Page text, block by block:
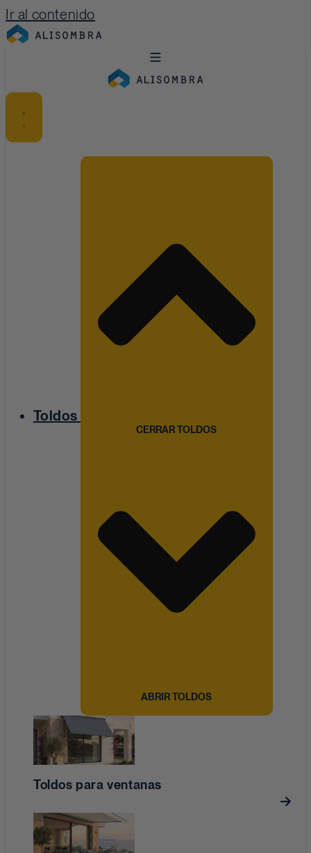
Ir al contenido
Toldos
CERRAR TOLDOS
ABRIR TOLDOS
Toldos para ventanas